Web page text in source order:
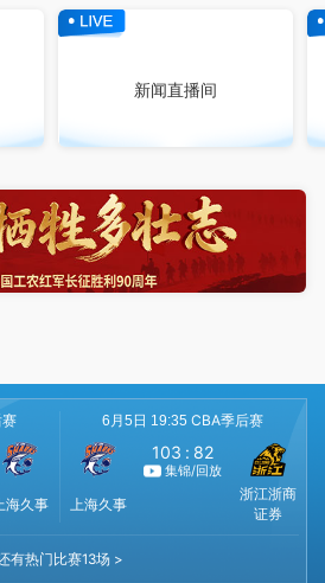
新闻直播间